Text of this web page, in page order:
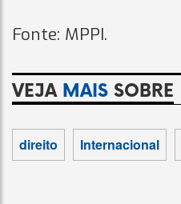
Fonte: MPPI.
VEJA MAIS SOBRE
direito Internacional